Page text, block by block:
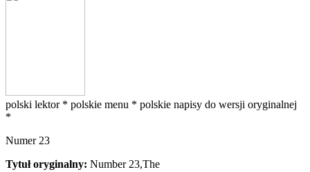
polski lektor * polskie menu * polskie napisy do wersji oryginalnej
*
Numer 23
Tytuł oryginalny: Number 23,The